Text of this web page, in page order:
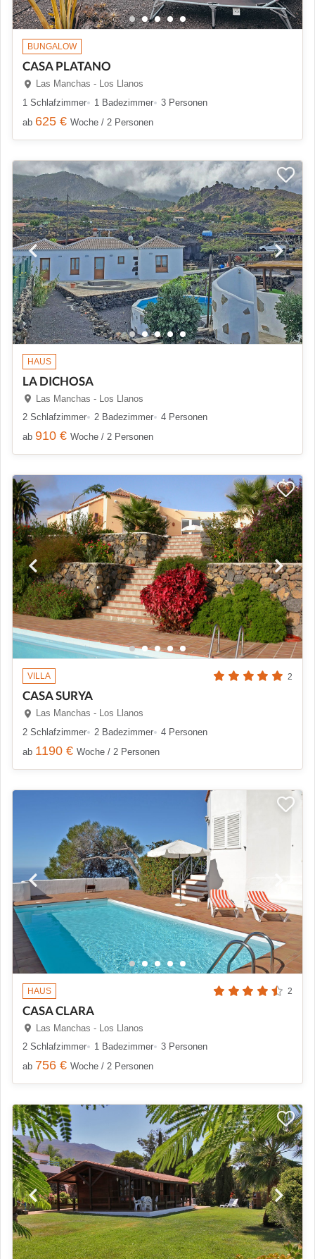
BUNGALOW
CASA PLATANO
Las Manchas - Los Llanos
1 Schlafzimmer
1 Badezimmer
3 Personen
ab 625 € Woche / 2 Personen
HAUS
LA DICHOSA
Las Manchas - Los Llanos
2 Schlafzimmer
2 Badezimmer
4 Personen
ab 910 € Woche / 2 Personen
VILLA 2
CASA SURYA
Las Manchas - Los Llanos
2 Schlafzimmer
2 Badezimmer
4 Personen
ab 1190 € Woche / 2 Personen
HAUS 2
CASA CLARA
Las Manchas - Los Llanos
2 Schlafzimmer
1 Badezimmer
3 Personen
ab 756 € Woche / 2 Personen